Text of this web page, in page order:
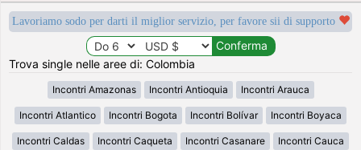
Lavoriamo sodo per darti il miglior servizio, per favore sii di supporto
Trova single nelle aree di: Colombia
Incontri Amazonas Incontri Antioquia Incontri Arauca
Incontri Atlantico Incontri Bogota Incontri Bolívar Incontri Boyaca
Incontri Caldas Incontri Caqueta Incontri Casanare Incontri Cauca